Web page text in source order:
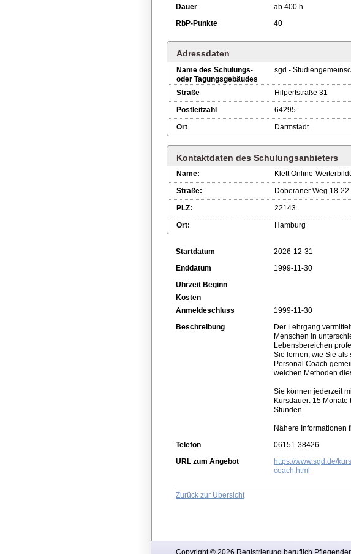
Dauer
ab 400 h
RbP-Punkte
40
Adressdaten
Name des Schulungs-
oder Tagungsgebäudes
sgd -
Straße
Hilpertstraße 31
Postleitzahl
64295
Ort
Darmstadt
Kontaktdaten des Schulungsanbieters
Name:
Klett Online-
Straße:
Doberaner Weg 18-22
PLZ:
22143
Ort:
Hamburg
Startdatum
2026-12-31
Enddatum
1999-11-30
Uhrzeit Beginn
Kosten
Anmeldeschluss
1999-11-30
Beschreibung
Der Lehrgang
Menschen in
Lebensbereichen
Sie lernen, wie Sie als
Personal Coach
welchen Methoden
Sie können jederzeit
Kursdauer: 15
Stunden.
Nähere Informationen
Telefon
06151-38426
URL zum Angebot
https://www.sgd.de/
coach.html
Zurück zur Übersicht
Copyright © 2026 Registrierung beruflich Pflegender